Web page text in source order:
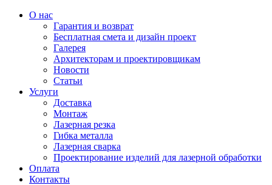
О нас
Гарантия и возврат
Бесплатная смета и дизайн проект
Галерея
Архитекторам и проектировщикам
Новости
Статьи
Услуги
Доставка
Монтаж
Лазерная резка
Гибка металла
Лазерная сварка
Проектирование изделий для лазерной обработки
Оплата
Контакты